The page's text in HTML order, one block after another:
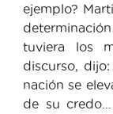
ejemplo?
tuviera los
discurso,
nación se
de su